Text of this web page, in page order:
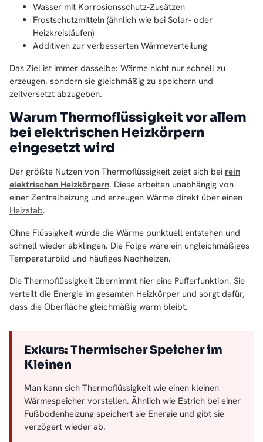
Wasser mit Korrosionsschutz-Zusätzen
Frostschutzmitteln (ähnlich wie bei Solar- oder
Heizkreisläufen)
Additiven zur verbesserten Wärmeverteilung
Das Ziel ist immer dasselbe: Wärme nicht nur schnell zu
erzeugen, sondern sie gleichmäßig zu speichern und
zeitversetzt abzugeben.
Warum Thermoflüssigkeit vor allem
bei elektrischen Heizkörpern
eingesetzt wird
Der größte Nutzen von Thermoflüssigkeit zeigt sich bei rein
elektrischen Heizkörpern. Diese arbeiten unabhängig von
einer Zentralheizung und erzeugen Wärme direkt über einen
Heizstab.
Ohne Flüssigkeit würde die Wärme punktuell entstehen und
schnell wieder abklingen. Die Folge wäre ein ungleichmäßiges
Temperaturbild und häufiges Nachheizen.
Die Thermoflüssigkeit übernimmt hier eine Pufferfunktion. Sie
verteilt die Energie im gesamten Heizkörper und sorgt dafür,
dass die Oberfläche gleichmäßig warm bleibt.
Exkurs: Thermischer Speicher im
Kleinen
Man kann sich Thermoflüssigkeit wie einen kleinen
Wärmespeicher vorstellen. Ähnlich wie Estrich bei einer
Fußbodenheizung speichert sie Energie und gibt sie
verzögert wieder ab.